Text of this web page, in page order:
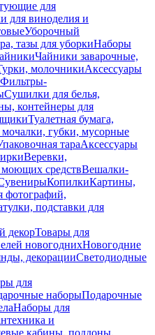
для
для виноделия и
Уборочный
тазы для уборкиНаборы
Чайники заварочные,
молочникиАксессуары
Фильтры-
Сушилки для белья,
контейнеры для
Туалетная бумага,
губки, мусорные
тараАксессуары
Веревки,
моющих средствВешалки-
КопилкиКартины,
фотографий,
подставки для
декорТовары для
новогоднихНовогодние
декорацииСветодиодные
для
наборыПодарочные
Наборы для
и
кабины, поддоны,